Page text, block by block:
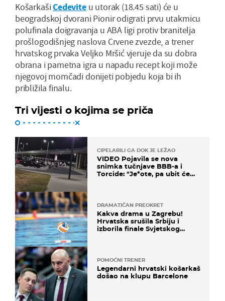
KošarkašiCedeviteu utorak (18.45 sati) će u
beogradskoj dvorani Pionir odigrati prvu utakmicu
polufinala doigravanja u ABA ligi protiv branitelja
prošlogodišnjeg naslova Crvene zvezde, a trener
hrvatskog prvaka Veljko Mršić vjeruje da su dobra
obrana i pametna igra u napadu recept koji može
njegovoj momčadi donijeti pobjedu koja bi ih
približila finalu.
Tri vijesti o kojima se priča
CIPELARILI GA DOK JE LEŽAO
VIDEO Pojavila se nova
snimka tučnjave BBB-a i
Torcide: "Je*ote, pa ubit će
DRAMATIČAN PREOKRET
Kakva drama u Zagrebu!
Hrvatska srušila Srbiju i
izborila finale Svjetskog
POMOĆNI TRENER
Legendarni hrvatski košarkaš
došao na klupu Barcelone